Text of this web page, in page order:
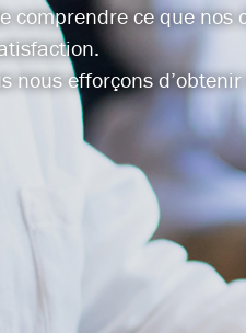
comprendre ce que
nous efforçons